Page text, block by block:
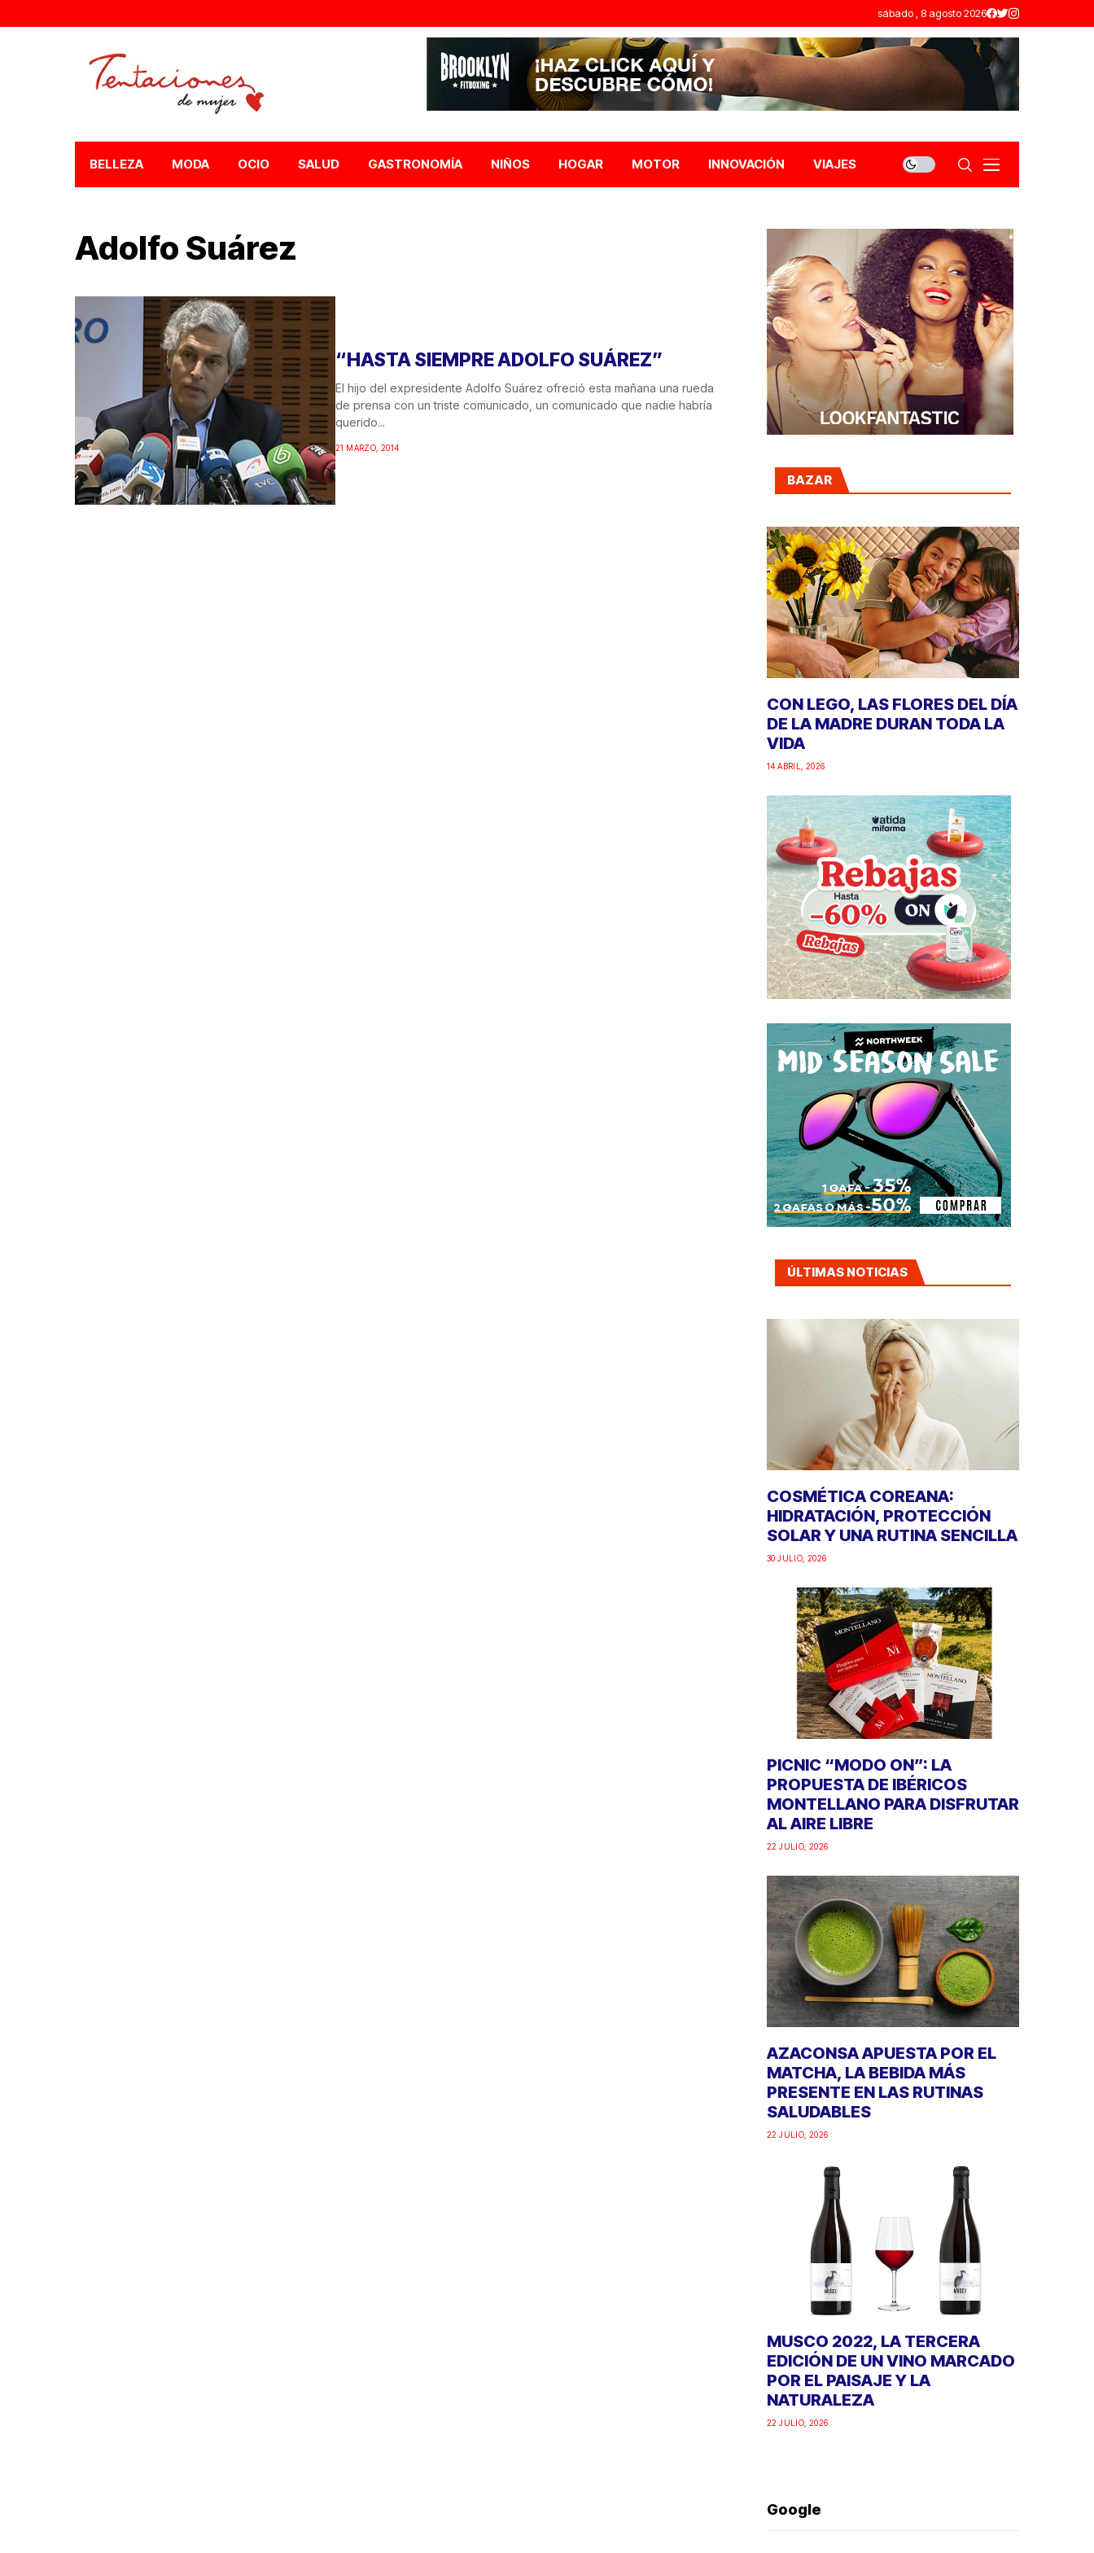
sábado , 8 agosto 2026
BELLEZA MODA OCIO SALUD GASTRONOMÍA NIÑOS HOGAR MOTOR INNOVACIÓN VIAJES
Adolfo Suárez
“HASTA SIEMPRE ADOLFO SUÁREZ”
El hijo del expresidente Adolfo Suárez ofreció esta mañana una rueda
de prensa con un triste comunicado, un comunicado que nadie habría
querido...
21 MARZO, 2014
BAZAR
CON LEGO, LAS FLORES DEL DÍA
DE LA MADRE DURAN TODA LA
VIDA
14 ABRIL, 2026
ÚLTIMAS NOTICIAS
COSMÉTICA COREANA:
HIDRATACIÓN, PROTECCIÓN
SOLAR Y UNA RUTINA SENCILLA
30 JULIO, 2026
PICNIC “MODO ON”: LA
PROPUESTA DE IBÉRICOS
MONTELLANO PARA DISFRUTAR
AL AIRE LIBRE
22 JULIO, 2026
AZACONSA APUESTA POR EL
MATCHA, LA BEBIDA MÁS
PRESENTE EN LAS RUTINAS
SALUDABLES
22 JULIO, 2026
MUSCO 2022, LA TERCERA
EDICIÓN DE UN VINO MARCADO
POR EL PAISAJE Y LA
NATURALEZA
22 JULIO, 2026
Google